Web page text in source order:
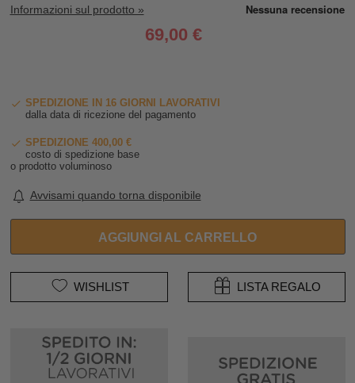
Informazioni sul prodotto »
69,00 €
SPEDIZIONE IN 16 GIORNI LAVORATIVI
dalla data di ricezione del pagamento
SPEDIZIONE 400,00 €
costo di spedizione base
o prodotto voluminoso
Avvisami quando torna disponibile
AGGIUNGI AL CARRELLO
WISHLIST LISTA REGALO